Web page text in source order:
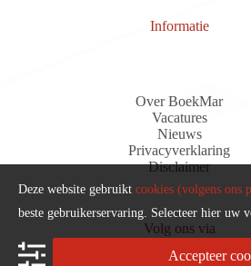
Informatie
Over BoekMar
Vacatures
Nieuws
Privacyverklaring
Disclaimer
Volg ons via
Deze website gebruikt cookies (volgens ons
beste gebruikerservaring. Selecteer hier uw
Accepteer